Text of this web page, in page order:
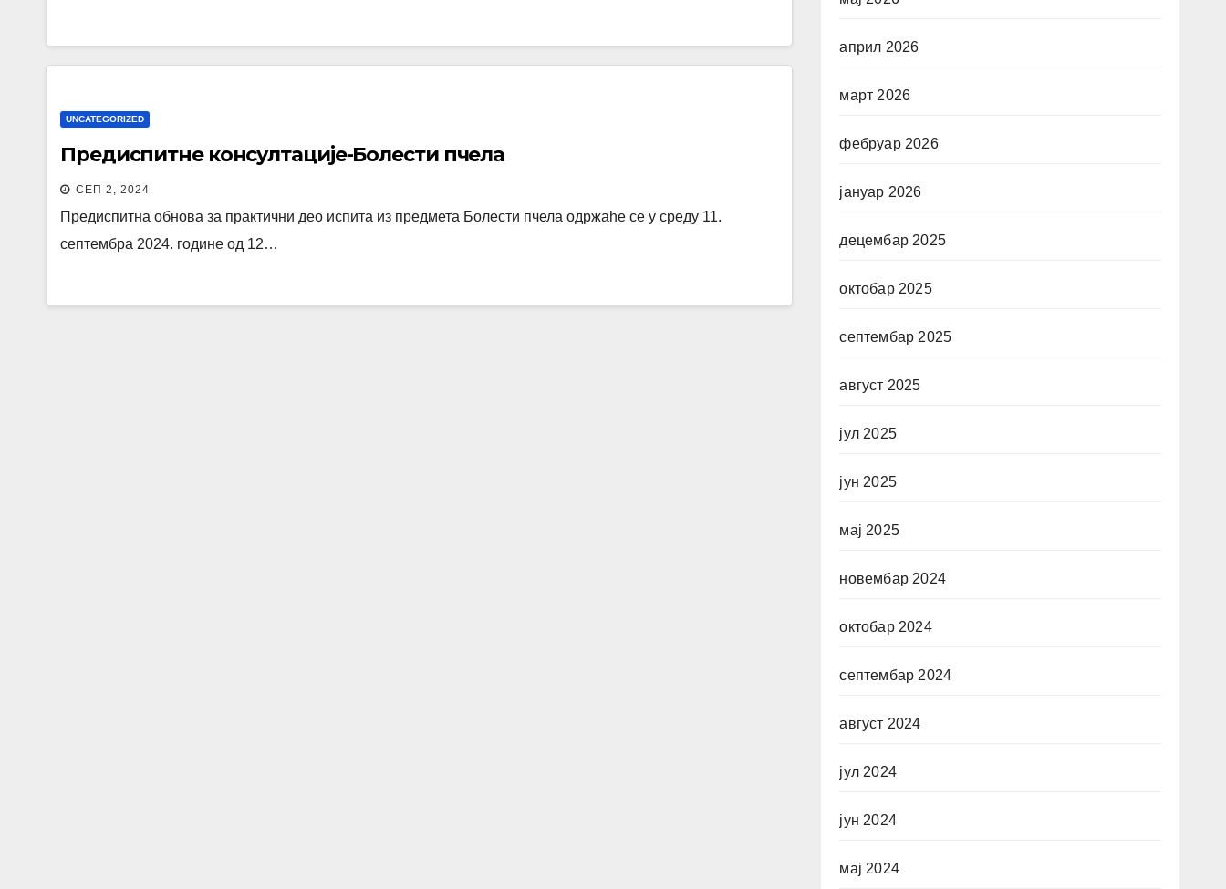
UNCATEGORIZED
Предиспитне консултације-Болести пчела
СЕП 2, 2024
Предиспитна обнова за практични део испита из предмета Болести пчела одржаће се у среду 11.
септембра 2024. године од 12…
април 2026
март 2026
фебруар 2026
јануар 2026
децембар 2025
октобар 2025
септембар 2025
август 2025
јул 2025
јун 2025
мај 2025
новембар 2024
октобар 2024
септембар 2024
август 2024
јул 2024
јун 2024
мај 2024